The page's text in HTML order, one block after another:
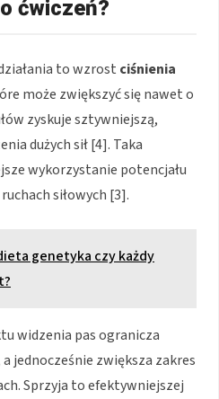
ćwiczeń?
to wzrost ciśnienia
może zwiększyć się nawet o
zyskuje sztywniejszą,
dużych sił [4]. Taka
wykorzystanie potencjału
siłowych [3].
genetyka czy każdy
widzenia pas ogranicza
jednocześnie zwiększa zakres
Sprzyja to efektywniejszej